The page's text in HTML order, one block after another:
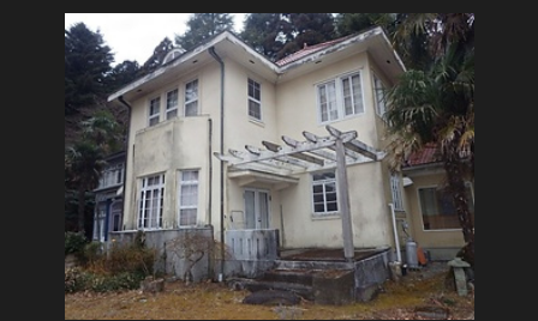
世界遺産
無形文化遺産
動画で見る無形の文化財
関連サイトリンク
サイトマップ
サイトのご意見はこちら
文化遺産データベース
国指定文化財等データベース